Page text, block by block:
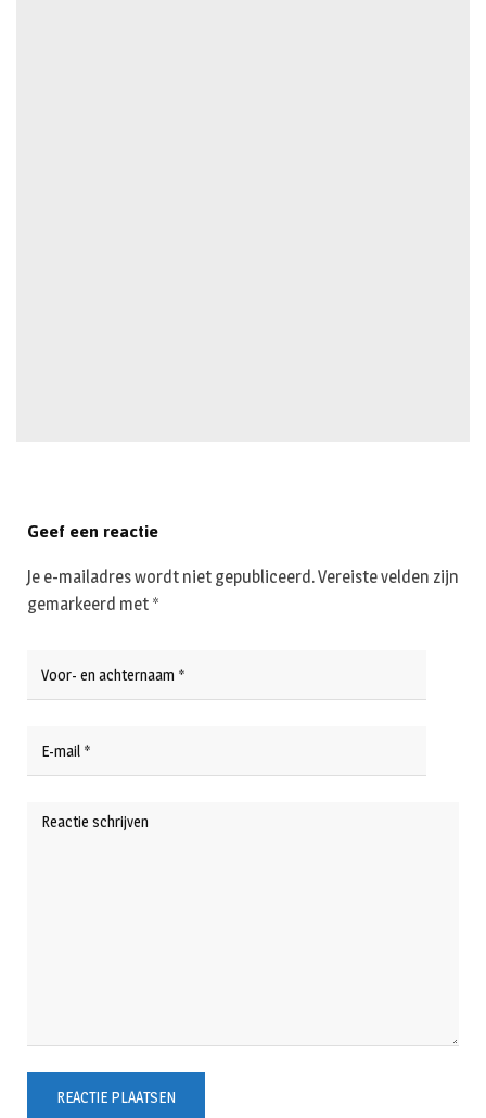
Geef een reactie
Je e-mailadres wordt niet gepubliceerd.Vereiste velden zijn
gemarkeerd met *